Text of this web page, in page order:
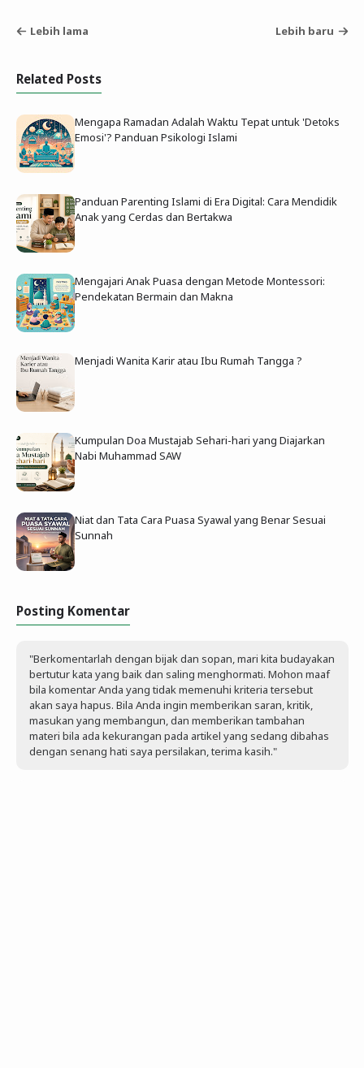
Lebih lama Lebih baru
Related Posts
Mengapa Ramadan Adalah Waktu Tepat untuk 'Detoks
Emosi'? Panduan Psikologi Islami
Panduan Parenting Islami di Era Digital: Cara Mendidik
Anak yang Cerdas dan Bertakwa
Mengajari Anak Puasa dengan Metode Montessori:
Pendekatan Bermain dan Makna
Menjadi Wanita Karir atau Ibu Rumah Tangga ?
Kumpulan Doa Mustajab Sehari-hari yang Diajarkan
Nabi Muhammad SAW
Niat dan Tata Cara Puasa Syawal yang Benar Sesuai
Sunnah
Posting Komentar
"Berkomentarlah dengan bijak dan sopan, mari kita budayakan
bertutur kata yang baik dan saling menghormati. Mohon maaf
bila komentar Anda yang tidak memenuhi kriteria tersebut
akan saya hapus. Bila Anda ingin memberikan saran, kritik,
masukan yang membangun, dan memberikan tambahan
materi bila ada kekurangan pada artikel yang sedang dibahas
dengan senang hati saya persilakan, terima kasih."